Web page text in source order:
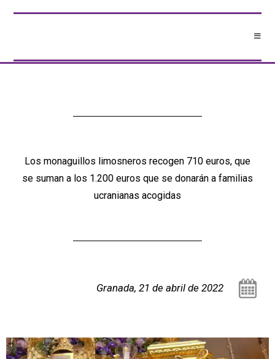
Los monaguillos limosneros recogen 710 euros, que
se suman a los 1.200 euros que se donarán a familias
ucranianas acogidas
Granada, 21 de abril de 2022